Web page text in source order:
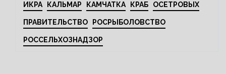
ИКРА КАЛЬМАР КАМЧАТКА КРАБ ОСЕТРОВЫХ
ПРАВИТЕЛЬСТВО РОСРЫБОЛОВСТВО
РОССЕЛЬХОЗНАДЗОР